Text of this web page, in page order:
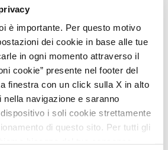
è importante. Per questo motivo
dei cookie in base alle tue
in ogni momento attraverso il
cookie” presente nel footer del
finestra con un click sulla X in alto
navigazione e saranno
i soli cookie strettamente
di questo sito. Per tutti gli
Sitting